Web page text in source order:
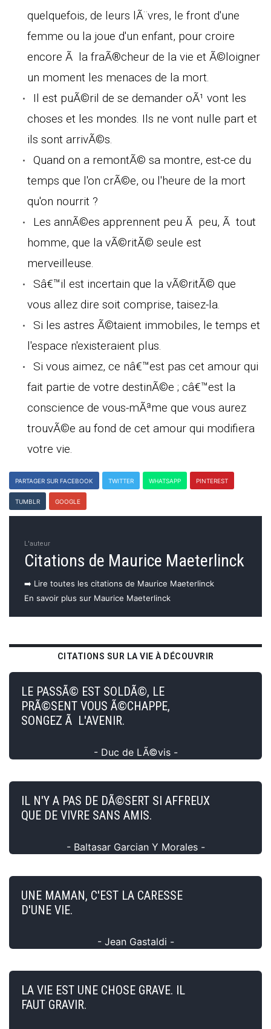
quelquefois, de leurs lÃ¨vres, le front d'une
femme ou la joue d'un enfant, pour croire
encore Ã la fraÃ®cheur de la vie et Ã©loigner
un moment les menaces de la mort.
Il est puÃ©ril de se demander oÃ¹ vont les
choses et les mondes. Ils ne vont nulle part et
ils sont arrivÃ©s.
Quand on a remontÃ© sa montre, est-ce du
temps que l'on crÃ©e, ou l'heure de la mort
qu'on nourrit ?
Les annÃ©es apprennent peu Ã peu, Ã tout
homme, que la vÃ©ritÃ© seule est
merveilleuse.
Sâ€™il est incertain que la vÃ©ritÃ© que
vous allez dire soit comprise, taisez-la.
Si les astres Ã©taient immobiles, le temps et
l'espace n'existeraient plus.
Si vous aimez, ce nâ€™est pas cet amour qui
fait partie de votre destinÃ©e ; câ€™est la
conscience de vous-mÃªme que vous aurez
trouvÃ©e au fond de cet amour qui modifiera
votre vie.
PARTAGER SUR FACEBOOK TWITTER WHATSAPP PINTEREST
TUMBLR GOOGLE
L'auteur
Citations de Maurice Maeterlinck
➡️ Lire toutes les citations de Maurice Maeterlinck
En savoir plus sur Maurice Maeterlinck
CITATIONS SUR LA VIE À DÉCOUVRIR
LE PASSÃ© EST SOLDÃ©, LE
PRÃ©SENT VOUS Ã©CHAPPE,
SONGEZ Ã L'AVENIR.
- Duc de LÃ©vis -
IL N'Y A PAS DE DÃ©SERT SI AFFREUX
QUE DE VIVRE SANS AMIS.
- Baltasar Garcian Y Morales -
UNE MAMAN, C'EST LA CARESSE
D'UNE VIE.
- Jean Gastaldi -
LA VIE EST UNE CHOSE GRAVE. IL
FAUT GRAVIR.